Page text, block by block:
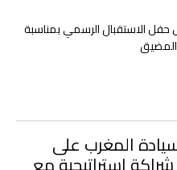
الاستقبال الرسمي بمناسبة
المغرب على